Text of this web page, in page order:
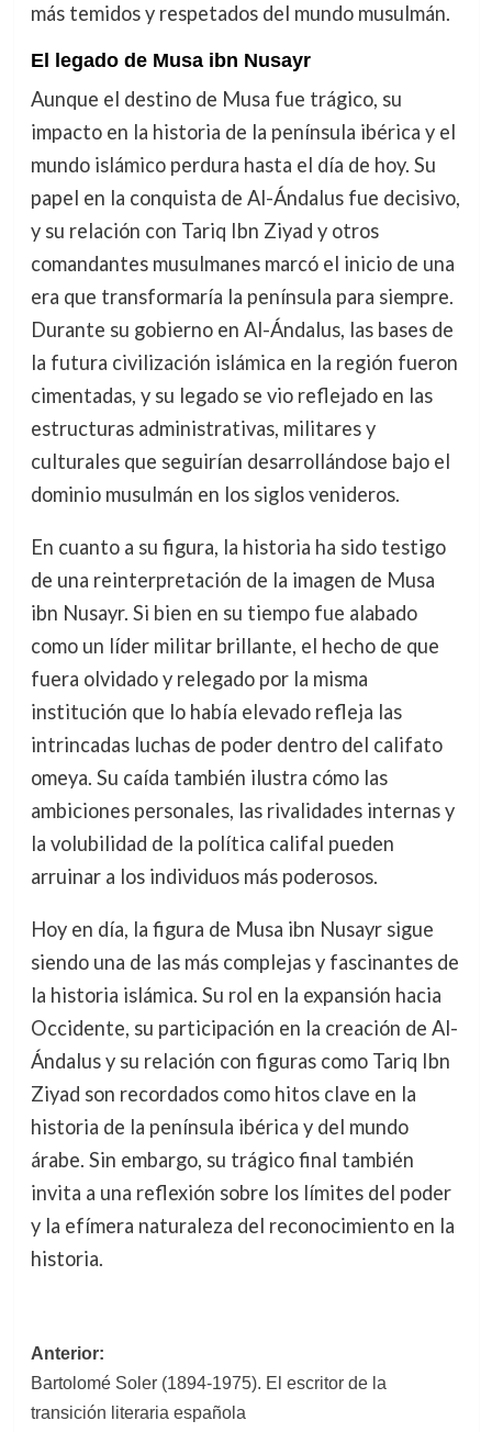
más temidos y respetados del mundo musulmán.
El legado de Musa ibn Nusayr
Aunque el destino de Musa fue trágico, su
impacto en la historia de la península ibérica y el
mundo islámico perdura hasta el día de hoy. Su
papel en la conquista de Al-Ándalus fue decisivo,
y su relación con Tariq Ibn Ziyad y otros
comandantes musulmanes marcó el inicio de una
era que transformaría la península para siempre.
Durante su gobierno en Al-Ándalus, las bases de
la futura civilización islámica en la región fueron
cimentadas, y su legado se vio reflejado en las
estructuras administrativas, militares y
culturales que seguirían desarrollándose bajo el
dominio musulmán en los siglos venideros.
En cuanto a su figura, la historia ha sido testigo
de una reinterpretación de la imagen de Musa
ibn Nusayr. Si bien en su tiempo fue alabado
como un líder militar brillante, el hecho de que
fuera olvidado y relegado por la misma
institución que lo había elevado refleja las
intrincadas luchas de poder dentro del califato
omeya. Su caída también ilustra cómo las
ambiciones personales, las rivalidades internas y
la volubilidad de la política califal pueden
arruinar a los individuos más poderosos.
Hoy en día, la figura de Musa ibn Nusayr sigue
siendo una de las más complejas y fascinantes de
la historia islámica. Su rol en la expansión hacia
Occidente, su participación en la creación de Al-
Ándalus y su relación con figuras como Tariq Ibn
Ziyad son recordados como hitos clave en la
historia de la península ibérica y del mundo
árabe. Sin embargo, su trágico final también
invita a una reflexión sobre los límites del poder
y la efímera naturaleza del reconocimiento en la
historia.
Navegación
de
Anterior:
Bartolomé Soler (1894-1975). El escritor de la
transición literaria española